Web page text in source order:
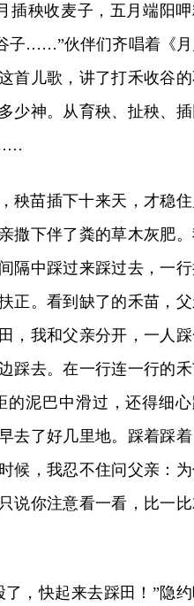
插秧收麦子，五月端阳
子……”伙伴们齐唱着《月
首儿歌，讲了打禾收谷
少神。从育秧、扯秧、插
秧苗插下十来天，才稳
撒下伴了粪的草木灰肥
隔中踩过来踩过去，一
正。看到缺了的禾苗，
，我和父亲分开，一人
踩去。在一行连一行的
的泥巴中滑过，还得细
去了好几里地。踩着踩着
候，我忍不住问父亲：
说你注意看一看，比一
，快起来去踩田！”隐